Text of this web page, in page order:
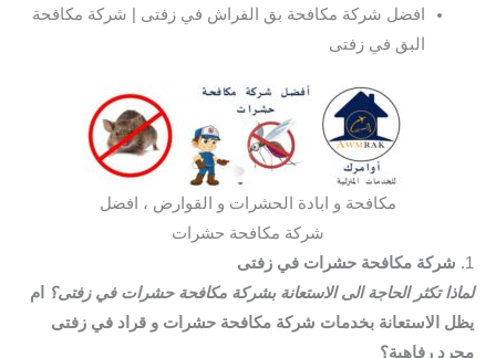
افضل شركة مكافحة بق الفراش في زفتى | شركة مكافحة
البق في زفتى
مكافحة و ابادة الحشرات و القوارض ، افضل
شركة مكافحة حشرات
1.
شركة مكافحة حشرات في زفتى
لماذا تكثر الحاجة الى الاستعانة بشركة مكافحة حشرات في زفتى؟
ام
يظل الاستعانة بخدمات شركة مكافحة حشرات و قراد في زفتى
مجرد رفاهية؟